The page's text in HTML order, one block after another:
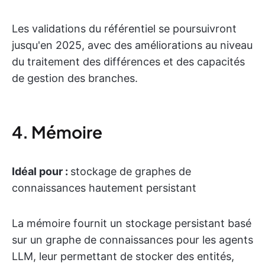
Les validations du référentiel se poursuivront
jusqu'en 2025, avec des améliorations au niveau
du traitement des différences et des capacités
de gestion des branches.
4. Mémoire
Idéal pour : stockage de graphes de
connaissances hautement persistant
La mémoire fournit un stockage persistant basé
sur un graphe de connaissances pour les agents
LLM, leur permettant de stocker des entités,